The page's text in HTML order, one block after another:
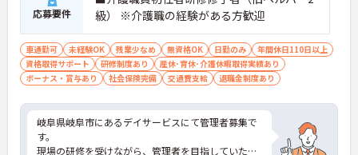
応募要件
級） ※介護職の経験がある方歓迎
車通勤可 未経験OK 残業少なめ 無資格OK 日勤のみ
年間休日110日以上
資格取得サポート
研修制度あり
産休･育休･介護休暇取得実績あり
ボーナス・賞与あり
社会保険完備 交通費支給 退職金制度あり
岐阜県岐阜市にあるデイサービスにて管理者募集で
す。
現場の研修を受けながら、管理者を目指していただ